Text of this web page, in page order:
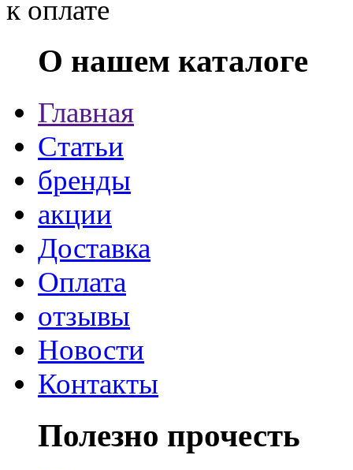
О нашем каталоге
Главная
Статьи
бренды
акции
Доставка
Оплата
отзывы
Новости
Контакты
Полезно прочесть